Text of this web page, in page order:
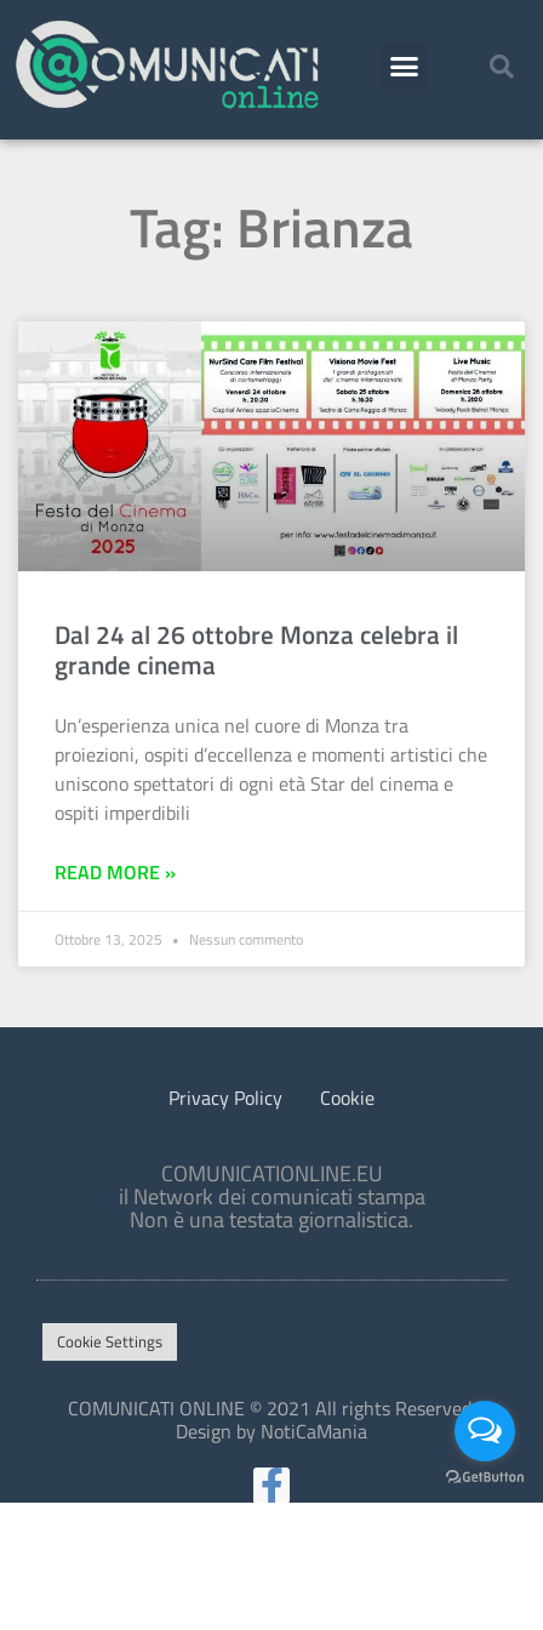
Tag: Brianza
Dal 24 al 26 ottobre Monza celebra il
grande cinema
Un’esperienza unica nel cuore di Monza tra
proiezioni, ospiti d’eccellenza e momenti artistici che
uniscono spettatori di ogni età Star del cinema e
ospiti imperdibili
READ MORE »
Ottobre 13, 2025 Nessun commento
Privacy Policy Cookie
COMUNICATIONLINE.EU
il Network dei comunicati stampa
Non è una testata giornalistica.
Cookie Settings
COMUNICATI ONLINE © 2021 All rights Reserved.
Design by NotiCaMania